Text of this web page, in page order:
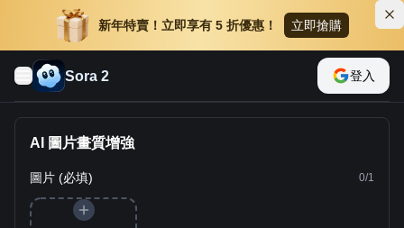
新年特賣！立即享有 5 折優惠！ 立即搶購
Sora 2 登入
AI 圖片畫質增強
圖片 (必填) 0/1